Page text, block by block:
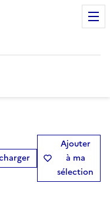
Ajouter
à ma
sélection